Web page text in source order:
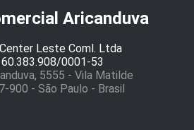
Aricanduva
Leste Coml. Ltda
60.383.908/0001-53
5555 - Vila Matilde
900 - São Paulo - Brasil